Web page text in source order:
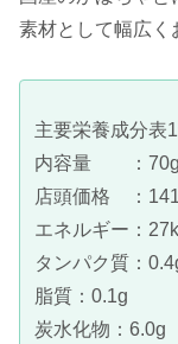
素材として幅広く
主要栄養成分表
内容量 ：70g
店頭価格 ：141
エネルギー：
タンパク質：
脂質：0.1g
炭水化物：6.0g